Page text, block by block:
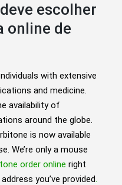
escolher
online de
with extensive
and medicine.
availability of
around the globe.
is now available
We’re only a mouse
order online right
you’ve provided.